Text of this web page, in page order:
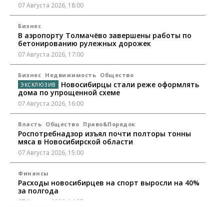
07 Августа 2026, 18:00
Бизнес
В аэропорту Толмачёво завершены работы по
бетонированию рулежных дорожек
07 Августа 2026, 17:00
Бизнес Недвижимость Общество
Новосибирцы стали реже оформлять
дома по упрощенной схеме
07 Августа 2026, 16:00
Власть Общество Право&Порядок
Роспотребнадзор изъял почти полторы тонны
мяса в Новосибирской области
07 Августа 2026, 15:00
Финансы
Расходы новосибирцев на спорт выросли на 40%
за полгода
07 Августа 2026, 14:35